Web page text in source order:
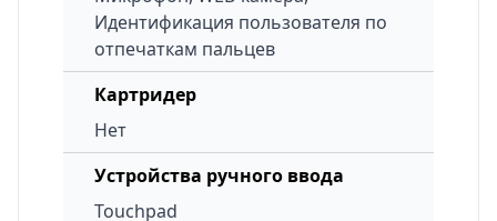
Идентификация пользователя по
отпечаткам пальцев
Картридер
Нет
Устройства ручного ввода
Touchpad